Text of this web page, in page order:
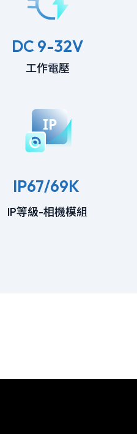
DC 9-32V
工作電壓
IP67/69K
IP等級-相機模組